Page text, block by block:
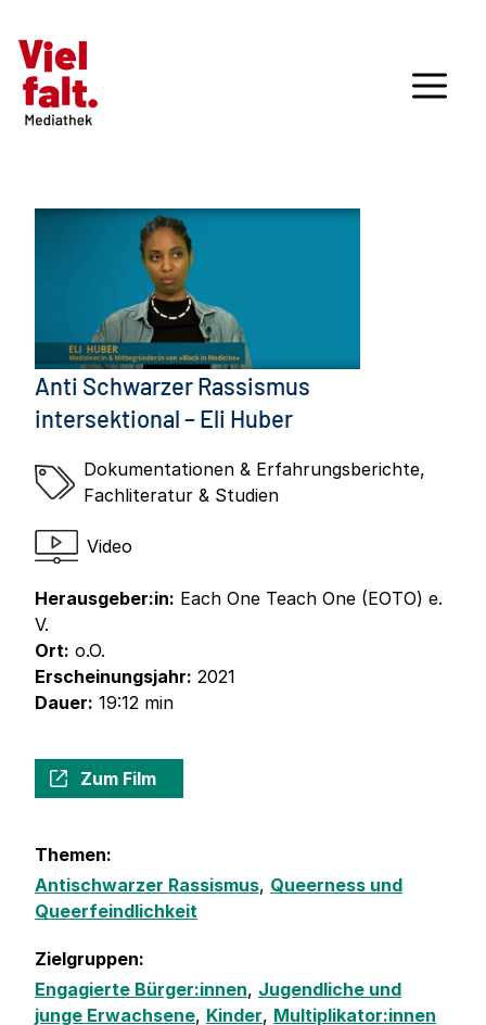
Anti Schwarzer Rassismus
intersektional – Eli Huber
Dokumentationen & Erfahrungsberichte,
Fachliteratur & Studien
Video
Herausgeber:in: Each One Teach One (EOTO) e.
V.
Ort: o.O.
Erscheinungsjahr: 2021
Dauer: 19:12 min
Zum Film
Themen:
Antischwarzer Rassismus, Queerness und
Queerfeindlichkeit
Zielgruppen:
Engagierte Bürger:innen, Jugendliche und
junge Erwachsene, Kinder, Multiplikator:innen